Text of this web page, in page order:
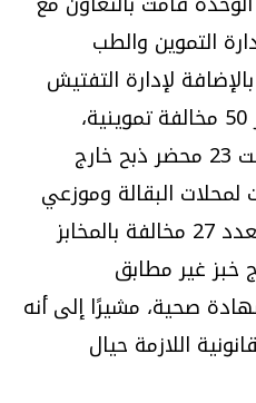
التموين والطب
لإدارة التفتيش
50 مخالفة تموينية،
23 محضر ذبح خارج
لمحلات البقالة وموزعي
27 مخالفة بالمخابز
خبز غير مطابق
صحية، مشيرًا إلى أنه
اللازمة حيال